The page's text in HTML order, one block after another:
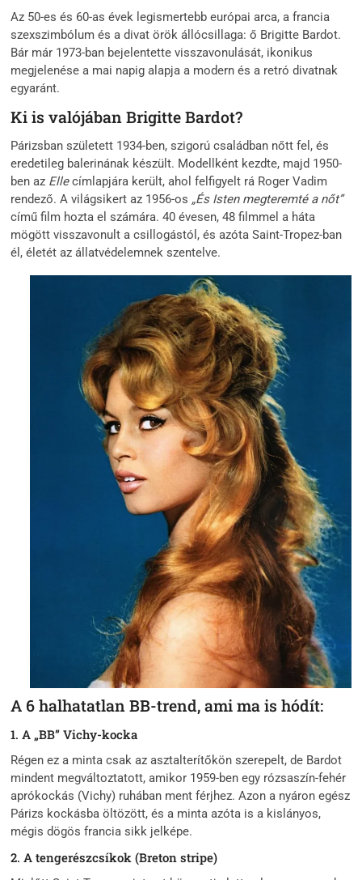
Az 50-es és 60-as évek legismertebb európai arca, a francia
szexszimbólum és a divat örök állócsillaga: ő Brigitte Bardot.
Bár már 1973-ban bejelentette visszavonulását, ikonikus
megjelenése a mai napig alapja a modern és a retró divatnak
egyaránt.
Ki is valójában Brigitte Bardot?
Párizsban született 1934-ben, szigorú családban nőtt fel, és
eredetileg balerinának készült. Modellként kezdte, majd 1950-
ben az Ellecímlapjára került, ahol felfigyelt rá Roger Vadim
rendező. A világsikert az 1956-os „És Isten megteremté a nőt”
című film hozta el számára. 40 évesen, 48 filmmel a háta
mögött visszavonult a csillogástól, és azóta Saint-Tropez-ban
él, életét az állatvédelemnek szentelve.
A 6 halhatatlan BB-trend, ami ma is hódít:
1. A „BB” Vichy-kocka
Régen ez a minta csak az asztalterítőkön szerepelt, de Bardot
mindent megváltoztatott, amikor 1959-ben egy rózsaszín-fehér
aprókockás (Vichy) ruhában ment férjhez. Azon a nyáron egész
Párizs kockásba öltözött, és a minta azóta is a kislányos,
mégis dögös francia sikk jelképe.
2. A tengerészcsíkok (Breton stripe)